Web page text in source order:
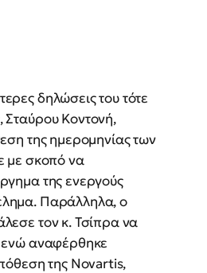
δηλώσεις του τότε
Σταύρου Κοντονή,
της ημερομηνίας των
με σκοπό να
της ενεργούς
Παράλληλα, ο
τον κ. Τσίπρα να
ενώ αναφέρθηκε
της Novartis,